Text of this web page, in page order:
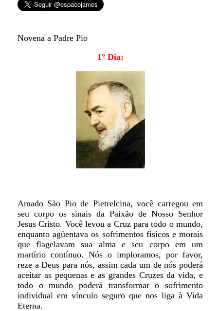
Novena a Padre Pio
1° Dia:
Amado São Pio de Pietrelcina, você carregou em
seu corpo os sinais da Paixão de Nosso Senhor
Jesus Cristo. Você levou a Cruz para todo o mundo,
enquanto agüentava os sofrimentos físicos e morais
que flagelavam sua alma e seu corpo em um
martírio contínuo. Nós o imploramos, por favor,
reze a Deus para nós, assim cada um de nós poderá
aceitar as pequenas e as grandes Cruzes da vida, e
todo o mundo poderá transformar o sofrimento
individual em vínculo seguro que nos liga à Vida
Eterna.